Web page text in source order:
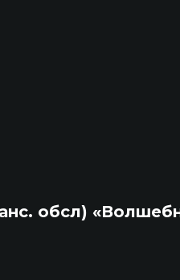
обсл)